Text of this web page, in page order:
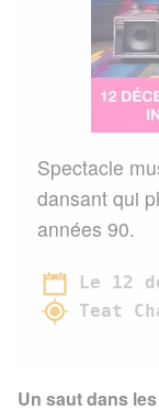
Spectacle
dansant qui
années 90.
Le 12
Teat
Un saut dans